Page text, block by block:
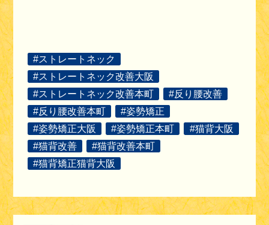
#ストレートネック
#ストレートネック改善大阪
#ストレートネック改善本町
#反り腰改善
#反り腰改善本町
#姿勢矯正
#姿勢矯正大阪
#姿勢矯正本町
#猫背大阪
#猫背改善
#猫背改善本町
#猫背矯正猫背大阪